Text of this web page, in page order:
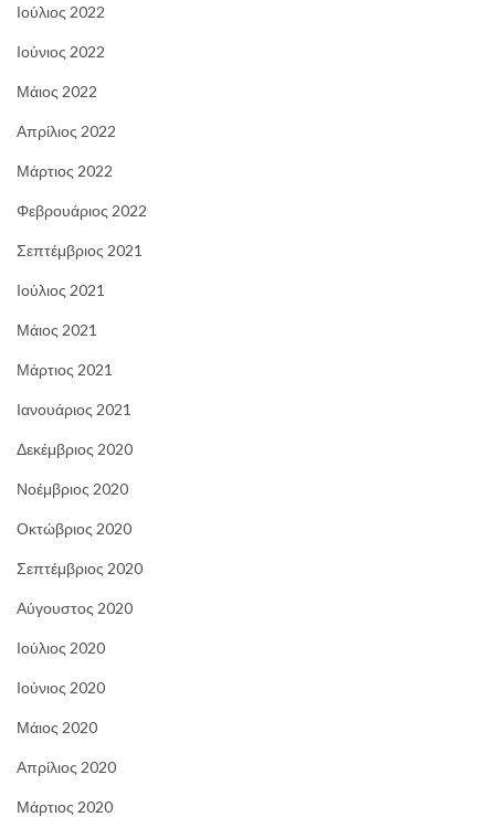
Ιούλιος 2022
Ιούνιος 2022
Μάιος 2022
Απρίλιος 2022
Μάρτιος 2022
Φεβρουάριος 2022
Σεπτέμβριος 2021
Ιούλιος 2021
Μάιος 2021
Μάρτιος 2021
Ιανουάριος 2021
Δεκέμβριος 2020
Νοέμβριος 2020
Οκτώβριος 2020
Σεπτέμβριος 2020
Αύγουστος 2020
Ιούλιος 2020
Ιούνιος 2020
Μάιος 2020
Απρίλιος 2020
Μάρτιος 2020